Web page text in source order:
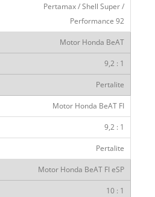
Pertamax / Shell Super /
Performance 92
Motor Honda BeAT
9,2 : 1
Pertalite
Motor Honda BeAT FI
9,2 : 1
Pertalite
Motor Honda BeAT FI eSP
10 : 1